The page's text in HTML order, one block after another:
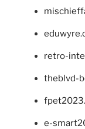
retro-
theblvd-
e-